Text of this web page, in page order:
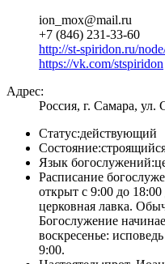
ion_mox@mail.ru
+7 (846) 231-33-60
http://st-spiridon.ru/
https://vk.com/stspiridon
Адрес:
Россия, г. Самара,
Статус:действующий
Состояние:
Язык богослужений:
Расписание
открыт с 9:00 до 18:00
церковная лавка.
Богослужение
воскресенье:
9:00.